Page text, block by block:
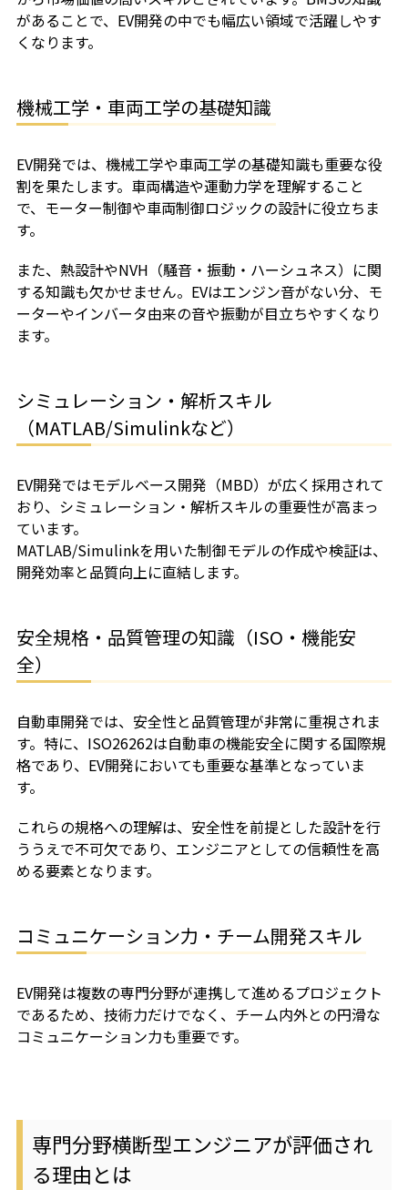
があることで、EV開発の中でも幅広い領域で活躍しやす
くなります。
機械工学・車両工学の基礎知識
EV開発では、機械工学や車両工学の基礎知識も重要な役
割を果たします。車両構造や運動力学を理解すること
で、モーター制御や車両制御ロジックの設計に役立ちま
す。
また、熱設計やNVH（騒音・振動・ハーシュネス）に関
する知識も欠かせません。EVはエンジン音がない分、モ
ーターやインバータ由来の音や振動が目立ちやすくなり
ます。
シミュレーション・解析スキル
（MATLAB/Simulinkなど）
EV開発ではモデルベース開発（MBD）が広く採用されて
おり、シミュレーション・解析スキルの重要性が高まっ
ています。
MATLAB/Simulinkを用いた制御モデルの作成や検証は、
開発効率と品質向上に直結します。
安全規格・品質管理の知識（ISO・機能安
全）
自動車開発では、安全性と品質管理が非常に重視されま
す。特に、ISO26262は自動車の機能安全に関する国際規
格であり、EV開発においても重要な基準となっていま
す。
これらの規格への理解は、安全性を前提とした設計を行
ううえで不可欠であり、エンジニアとしての信頼性を高
める要素となります。
コミュニケーション力・チーム開発スキル
EV開発は複数の専門分野が連携して進めるプロジェクト
であるため、技術力だけでなく、チーム内外との円滑な
コミュニケーション力も重要です。
専門分野横断型エンジニアが評価され
る理由とは